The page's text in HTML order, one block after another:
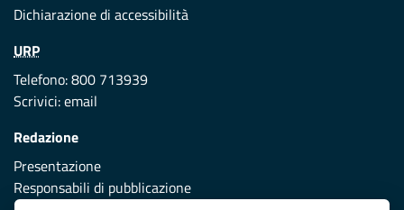
Dichiarazione di accessibilità
URP
Telefono: 800 713939
Scrivici:email
Redazione
Presentazione
Responsabili di pubblicazione